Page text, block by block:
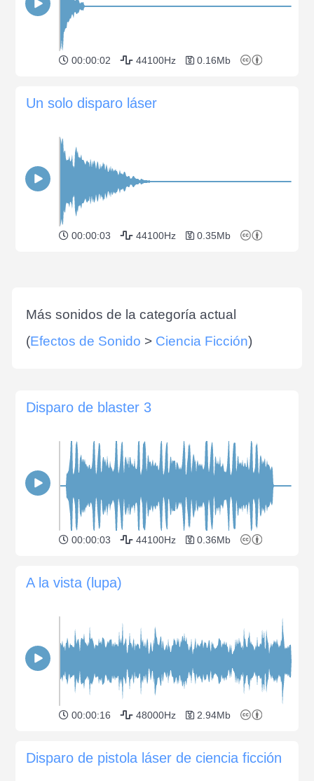
00:00:02 44100Hz 0.16Mb
Un solo disparo láser
00:00:03 44100Hz 0.35Mb
Más sonidos de la categoría actual
(Efectos de Sonido > Ciencia Ficción)
Disparo de blaster 3
00:00:03 44100Hz 0.36Mb
A la vista (lupa)
00:00:16 48000Hz 2.94Mb
Disparo de pistola láser de ciencia ficción